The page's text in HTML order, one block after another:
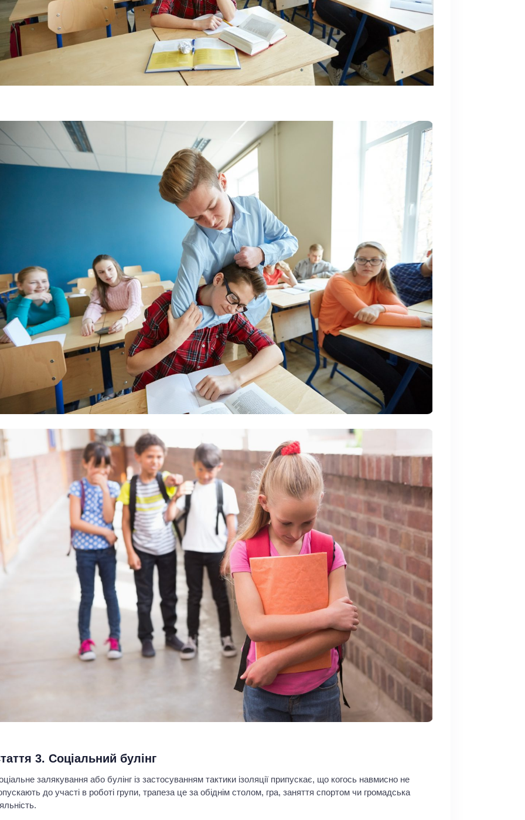
3. Соціальний булінг
залякування або булінг із застосуванням тактики ізоляції припускає, що когось навмисно не
до участі в роботі групи, трапеза це за обіднім столом, гра, заняття спортом чи громадська